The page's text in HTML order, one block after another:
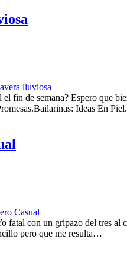
lluviosa
fin de semana? Espero que
Ideas En
Casual
fatal con un gripazo del tres al
pero que me resulta…